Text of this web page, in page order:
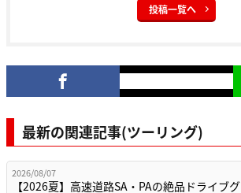
投稿一覧へ
最新の関連記事(ツーリング)
2026/08/07
【2026夏】高速道路SA・PAの絶品ドライブグ